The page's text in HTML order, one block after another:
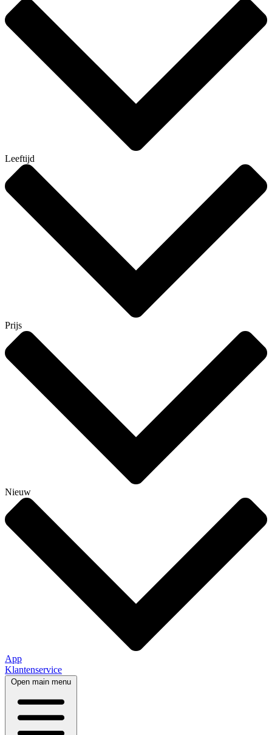
Leeftijd
Prijs
Nieuw
App
Klantenservice
Open main menu